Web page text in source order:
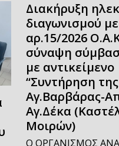
Διακήρυξη
διαγωνισμού με
αρ.15/2026
σύναψη
με αντικείμενο
“Συντήρηση
Αγ.Βαρβάρας-
Αγ.Δέκα
Μοιρών)
Ο ΟΡΓΑΝΙΣΜΟΣ